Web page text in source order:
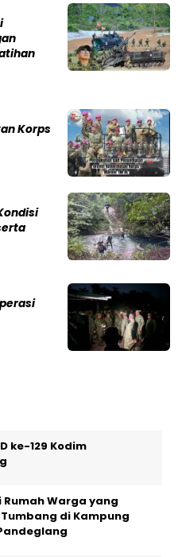
Korps
ke-129 Kodim
Rumah Warga yang
di Kampung